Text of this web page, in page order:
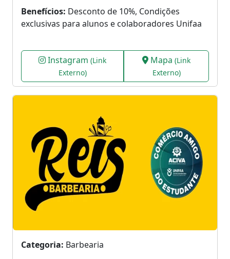
Benefícios: Desconto de 10%, Condições
exclusivas para alunos e colaboradores Unifaa
Instagram(Link
Externo)
Mapa(Link
Externo)
Categoria: Barbearia